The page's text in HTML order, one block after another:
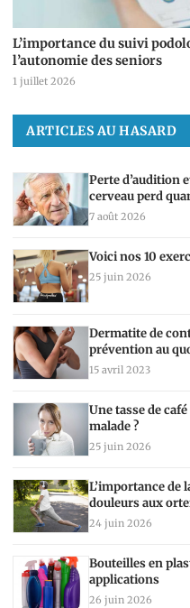
L’importance du suivi
l’autonomie des seniors
1 juillet 2026
ARTICLES AU HASARD
Perte d’audition
cerveau perd
7 août 2026
Voici nos 10
25 juin 2026
Dermatite de
prévention au
15 avril 2023
Une tasse de
malade ?
25 juin 2026
L’importance de
douleurs aux
24 juin 2026
Bouteilles en
applications
26 juin 2026